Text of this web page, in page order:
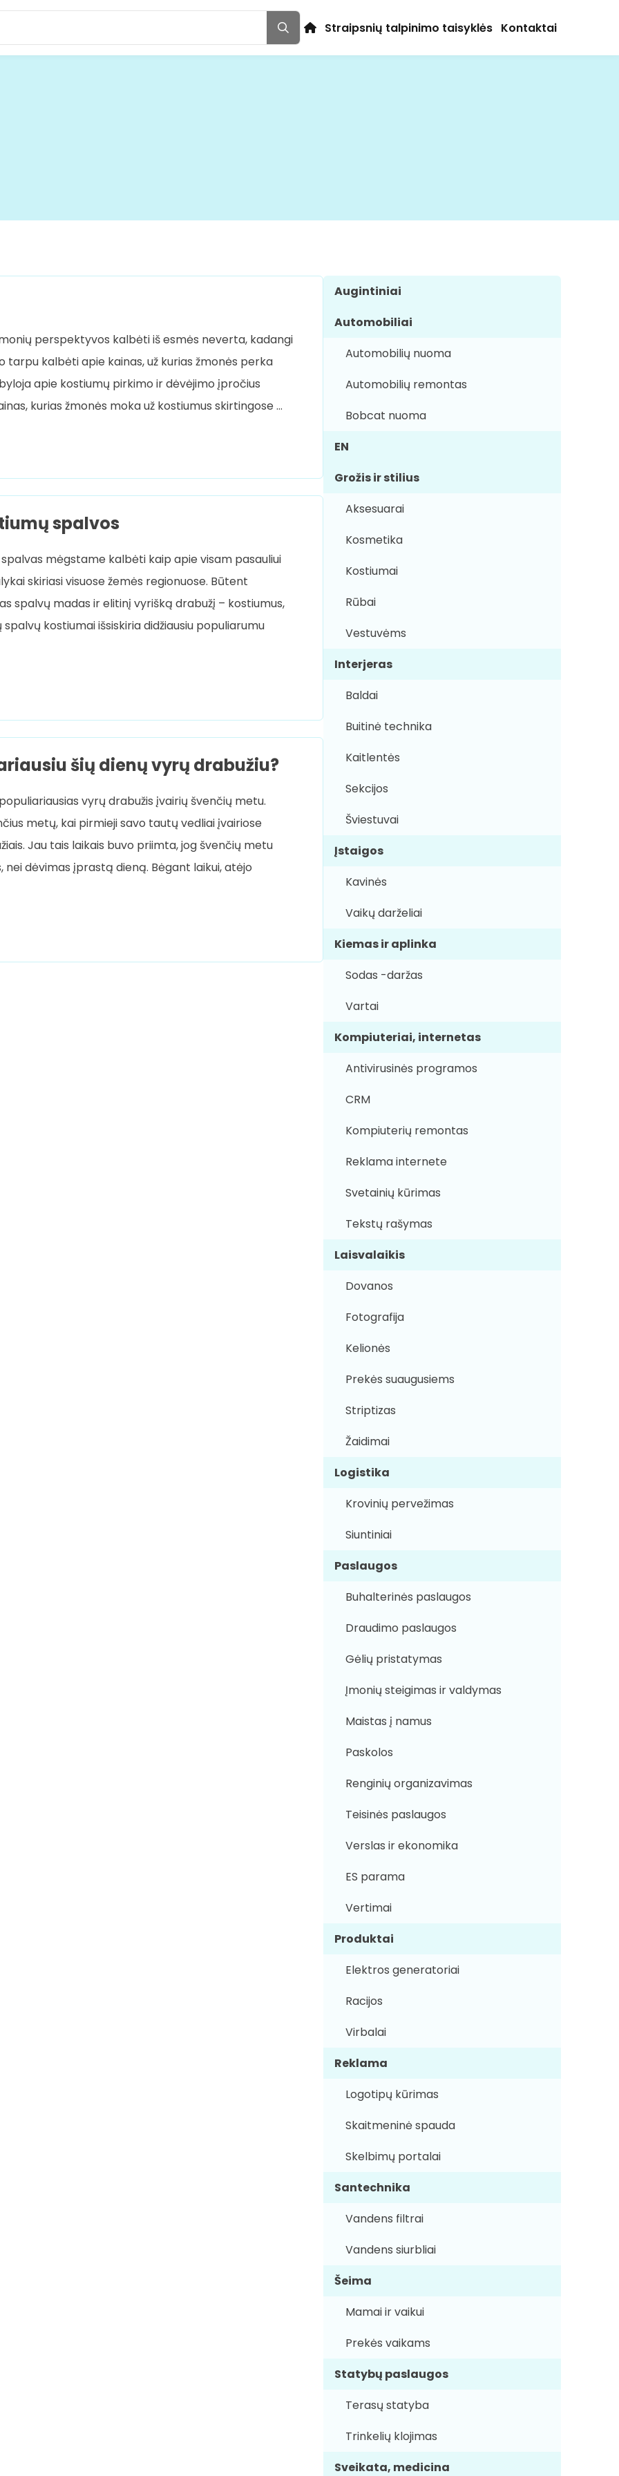
Straipsnių talpinimo taisyklės Kontaktai
perspektyvos kalbėti iš esmės neverta, kadangi
tarpu kalbėti apie kainas, už kurias žmonės perka
apie kostiumų pirkimo ir dėvėjimo įpročius
kurias žmonės moka už kostiumus skirtingose …
spalvos
mėgstame kalbėti kaip apie visam pasauliui
skiriasi visuose žemės regionuose. Būtent
spalvų madas ir elitinį vyrišką drabužį – kostiumus,
kostiumai išsiskiria didžiausiu populiarumu
šių dienų vyrų drabužiu?
vyrų drabužis įvairių švenčių metu.
metų, kai pirmieji savo tautų vedliai įvairiose
Jau tais laikais buvo priimta, jog švenčių metu
dėvimas įprastą dieną. Bėgant laikui, atėjo
Augintiniai
Automobiliai
Automobilių nuoma
Automobilių remontas
Bobcat nuoma
EN
Grožis ir stilius
Aksesuarai
Kosmetika
Kostiumai
Rūbai
Vestuvėms
Interjeras
Baldai
Buitinė technika
Kaitlentės
Sekcijos
Šviestuvai
Įstaigos
Kavinės
Vaikų darželiai
Kiemas ir aplinka
Sodas -daržas
Vartai
Kompiuteriai, internetas
Antivirusinės programos
CRM
Kompiuterių remontas
Reklama internete
Svetainių kūrimas
Tekstų rašymas
Laisvalaikis
Dovanos
Fotografija
Kelionės
Prekės suaugusiems
Striptizas
Žaidimai
Logistika
Krovinių pervežimas
Siuntiniai
Paslaugos
Buhalterinės paslaugos
Draudimo paslaugos
Gėlių pristatymas
Įmonių steigimas ir valdymas
Maistas į namus
Paskolos
Renginių organizavimas
Teisinės paslaugos
Verslas ir ekonomika
ES parama
Vertimai
Produktai
Elektros generatoriai
Racijos
Virbalai
Reklama
Logotipų kūrimas
Skaitmeninė spauda
Skelbimų portalai
Santechnika
Vandens filtrai
Vandens siurbliai
Šeima
Mamai ir vaikui
Prekės vaikams
Statybų paslaugos
Terasų statyba
Trinkelių klojimas
Sveikata, medicina